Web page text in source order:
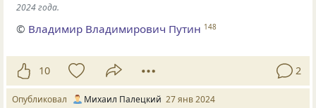
2024 года.
© Владимир Владимирович Путин 148
10 2
Опубликовал Михаил Палецкий 27 янв 2024